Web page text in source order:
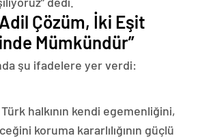
Çözüm, İki Eşit
Mümkündür”
şu ifadelere yer verdi:
Türk halkının kendi egemenliğini,
koruma kararlılığının güçlü